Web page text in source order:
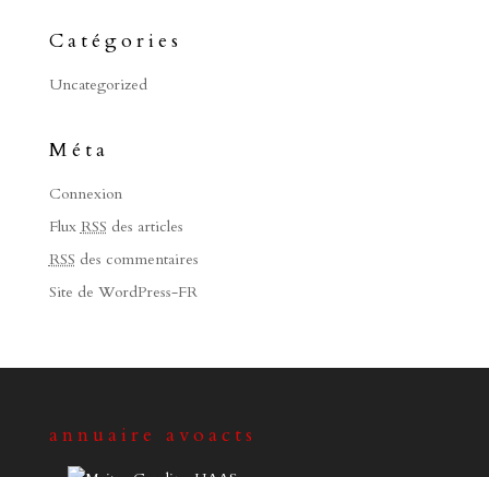
Catégories
Uncategorized
Méta
Connexion
Flux RSS des articles
RSS des commentaires
Site de WordPress-FR
annuaire avoacts